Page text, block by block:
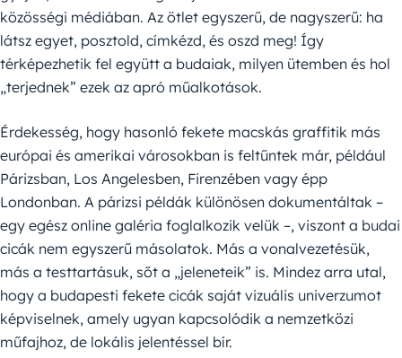
közösségi médiában. Az ötlet egyszerű, de nagyszerű: ha
látsz egyet, posztold, címkézd, és oszd meg! Így
térképezhetik fel együtt a budaiak, milyen ütemben és hol
„terjednek” ezek az apró műalkotások.
Érdekesség, hogy hasonló fekete macskás graffitik más
európai és amerikai városokban is feltűntek már, például
Párizsban, Los Angelesben, Firenzében vagy épp
Londonban. A párizsi példák különösen dokumentáltak –
egy egész online galéria foglalkozik velük –, viszont a budai
cicák nem egyszerű másolatok. Más a vonalvezetésük,
más a testtartásuk, sőt a „jeleneteik” is. Mindez arra utal,
hogy a budapesti fekete cicák saját vizuális univerzumot
képviselnek, amely ugyan kapcsolódik a nemzetközi
műfajhoz, de lokális jelentéssel bír.